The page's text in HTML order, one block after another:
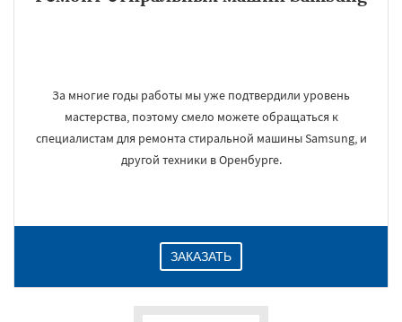
За многие годы работы мы уже подтвердили уровень
мастерства, поэтому смело можете обращаться к
специалистам для ремонта стиральной машины Samsung, и
другой техники в Оренбурге.
ЗАКАЗАТЬ